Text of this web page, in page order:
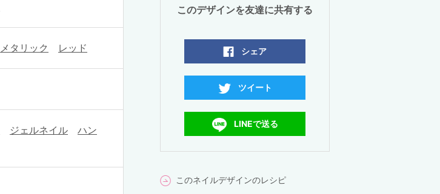
メタリック レッド
ジェルネイル
ハン
このデザインを友達に共有する
シェア
ツイート
LINEで送る
このネイルデザインのレシピ